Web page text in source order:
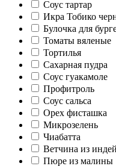
Соус тартар
Икра Тобико
Булочка для
Томаты вяленые
Тортилья
Сахарная пудра
Соус гуакамоле
Профитроль
Соус сальса
Орех фисташка
Микрозелень
Чиабатта
Ветчина из
Пюре из малины